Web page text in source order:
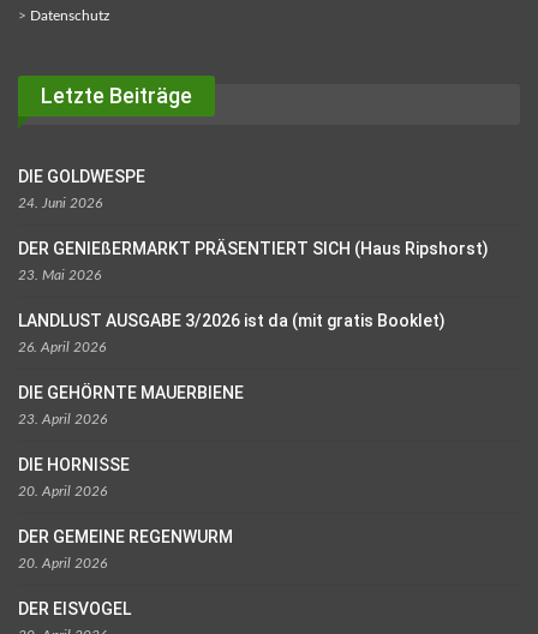
> Datenschutz
Letzte Beiträge
DIE GOLDWESPE
24. Juni 2026
DER GENIEßERMARKT PRÄSENTIERT SICH (Haus Ripshorst)
23. Mai 2026
LANDLUST AUSGABE 3/2026 ist da (mit gratis Booklet)
26. April 2026
DIE GEHÖRNTE MAUERBIENE
23. April 2026
DIE HORNISSE
20. April 2026
DER GEMEINE REGENWURM
20. April 2026
DER EISVOGEL